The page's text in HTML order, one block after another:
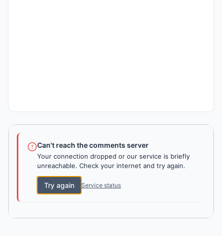
Can't reach the comments server
Your connection dropped or our service is briefly
unreachable. Check your internet and try again.
Try again Service status